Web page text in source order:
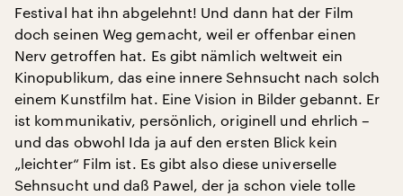
Festival hat ihn abgelehnt! Und dann hat der Film
doch seinen Weg gemacht, weil er offenbar einen
Nerv getroffen hat. Es gibt nämlich weltweit ein
Kinopublikum, das eine innere Sehnsucht nach solch
einem Kunstfilm hat. Eine Vision in Bilder gebannt. Er
ist kommunikativ, persönlich, originell und ehrlich –
und das obwohl Ida ja auf den ersten Blick kein
„leichter“ Film ist. Es gibt also diese universelle
Sehnsucht und daß Pawel, der ja schon viele tolle